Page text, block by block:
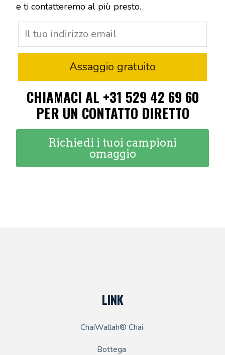
e ti contatteremo al più presto.
Assaggio gratuito
CHIAMACI AL +31 529 42 69 60
PER UN CONTATTO DIRETTO
Richiedi i tuoi campioni
omaggio
LINK
ChaiWallah® Chai
Bottega